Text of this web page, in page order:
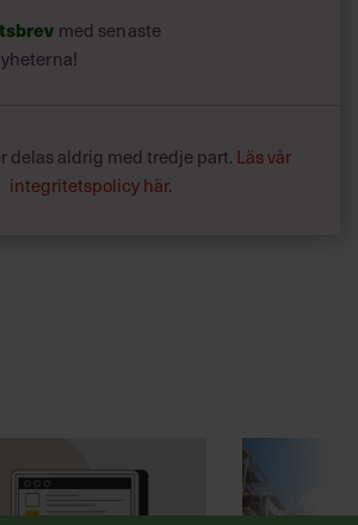
med senaste
delas aldrig med tredje part. Läs vår
integritetspolicy här.